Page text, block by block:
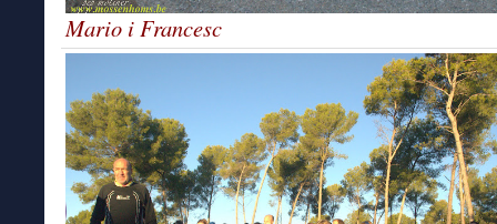
Mario i Francesc